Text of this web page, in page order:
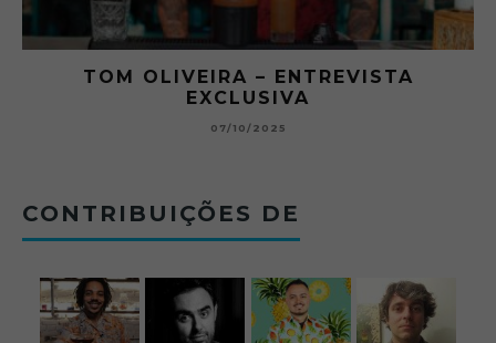
TOM OLIVEIRA – ENTREVISTA
EXCLUSIVA
07/10/2025
CONTRIBUIÇÕES DE